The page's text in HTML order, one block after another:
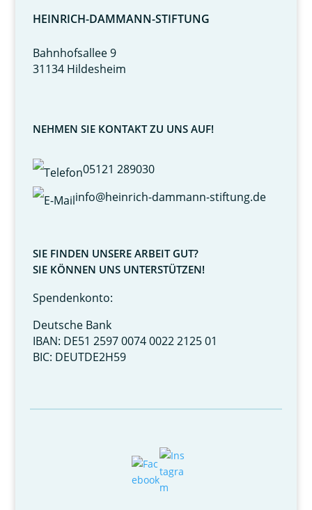
HEINRICH-DAMMANN-STIFTUNG
Bahnhofsallee 9
31134 Hildesheim
NEHMEN SIE KONTAKT ZU UNS AUF!
05121 289030
info@heinrich-dammann-stiftung.de
SIE FINDEN UNSERE ARBEIT GUT?
SIE KÖNNEN UNS UNTERSTÜTZEN!
Spendenkonto:
Deutsche Bank
IBAN: DE51 2597 0074 0022 2125 01
BIC: DEUTDE2H59